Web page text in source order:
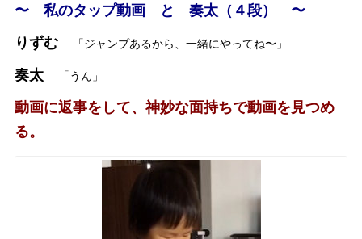
〜 私のタップ動画 と 奏太（４段） 〜
りずむ
「ジャンプあるから、一緒にやってね〜」
奏太 「うん」
動画に返事をして、神妙な面持ちで動画を見つめ
る。